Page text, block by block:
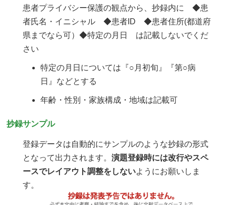
患者プライバシー保護の観点から、抄録内に ◆患
者氏名・イニシャル ◆患者ID ◆患者住所(都道府
県までなら可）◆特定の月日 は記載しないでくだ
さい
特定の月日については『○月初旬』『第○病
日』などとする
年齢・性別・家族構成・地域は記載可
抄録サンプル
登録データは自動的にサンプルのような抄録の形式
となって出力されます。演題登録時には改行やスペ
ースでレイアウト調整をしないようにお願いしま
す。